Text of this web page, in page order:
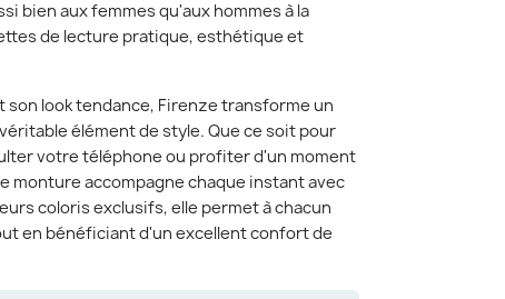
bien aux femmes qu'aux hommes à la
de lecture pratique, esthétique et
son look tendance, Firenze transforme un
élément de style. Que ce soit pour
votre téléphone ou profiter d'un moment
monture accompagne chaque instant avec
coloris exclusifs, elle permet à chacun
en bénéficiant d'un excellent confort de